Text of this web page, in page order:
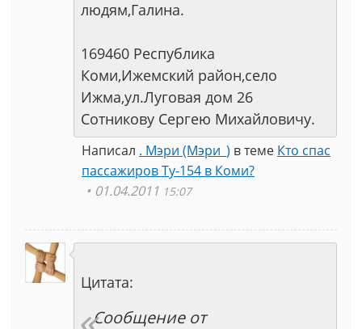
людям,Галина.
169460 Республика
Коми,Ижемский район,село
Ижма,ул.Луговая дом 26
Сотникову Сергею Михайловичу.
Написал . Мэри (Мэри_) в теме Кто спас
пассажиров Ту-154 в Коми?
01.04.2011 15:07
Цитата:
Сообщение от